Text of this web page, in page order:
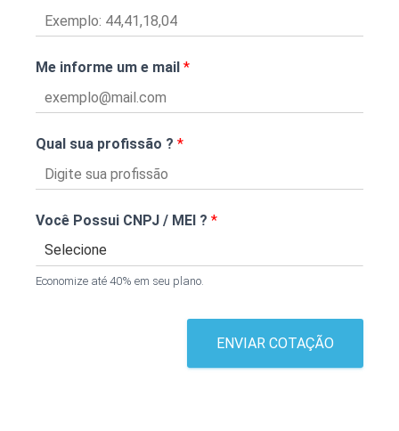
Me informe um e mail *
Qual sua profissão ? *
Você Possui CNPJ / MEI ? *
Economize até 40% em seu plano.
ENVIAR COTAÇÃO